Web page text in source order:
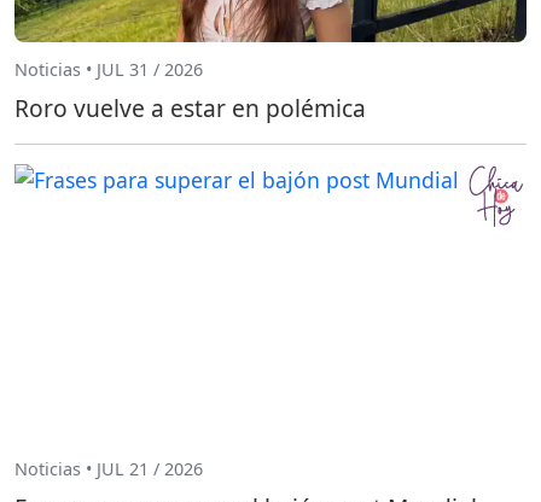
Noticias • JUL 31 / 2026
Roro vuelve a estar en polémica
Noticias • JUL 21 / 2026